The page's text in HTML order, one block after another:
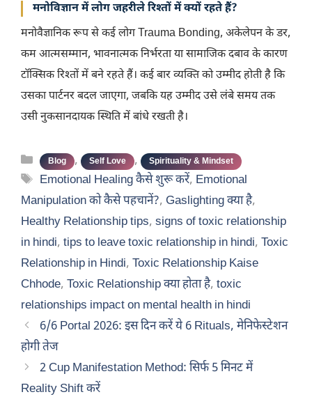
मनोविज्ञान में लोग जहरीले रिश्तों में क्यों रहते हैं?
मनोवैज्ञानिक रूप से कई लोग Trauma Bonding, अकेलेपन के डर,
कम आत्मसम्मान, भावनात्मक निर्भरता या सामाजिक दबाव के कारण
टॉक्सिक रिश्तों में बने रहते हैं। कई बार व्यक्ति को उम्मीद होती है कि
उसका पार्टनर बदल जाएगा, जबकि यह उम्मीद उसे लंबे समय तक
उसी नुकसानदायक स्थिति में बांधे रखती है।
Categories
Blog , Self Love , Spirituality & Mindset
Tags
Emotional Healing कैसे शुरू करें, Emotional
Manipulation को कैसे पहचानें?, Gaslighting क्या है,
Healthy Relationship tips, signs of toxic relationship
in hindi, tips to leave toxic relationship in hindi, Toxic
Relationship in Hindi, Toxic Relationship Kaise
Chhode, Toxic Relationship क्या होता है, toxic
relationships impact on mental health in hindi
6/6 Portal 2026: इस दिन करें ये 6 Rituals, मेनिफेस्टेशन
होगी तेज
2 Cup Manifestation Method: सिर्फ 5 मिनट में
Reality Shift करें